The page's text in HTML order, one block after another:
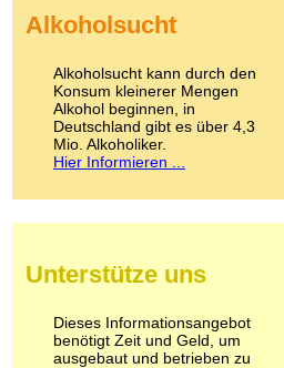
Kokain
LSD
Marihuana
Medikamente
Meskalin
Metamphetamin
Methadon
Pilze
Psychopharmaka
Schlafmittel
Schmerzmittel
Alkoholsucht
Alkoholsucht kann durch den
Konsum kleinerer Mengen
Alkohol beginnen, in
Deutschland gibt es über 4,3
Mio. Alkoholiker.
Hier Informieren ...
Unterstütze uns
Dieses Informationsangebot
benötigt Zeit und Geld, um
ausgebaut und betrieben zu